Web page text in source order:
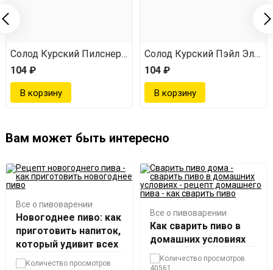
1 кг
Солод Курский Пилснер, 1 кг
104 ₽
Солод Курский Пэйл Эль, 1
104 ₽
Вам может быть интересно
Все о пивоварении
Новогоднее пиво: как
приготовить напиток,
который удивит всех
Все о пивоварении
Как сварить пиво в
домашних условиях